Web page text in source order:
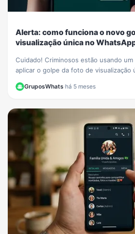
Alerta: como funciona o novo
visualização única no
Cuidado! Criminosos estão usando
aplicar o golpe da foto de visualização
Saiba como funciona e proteja-se.
GruposWhats·há 5 meses